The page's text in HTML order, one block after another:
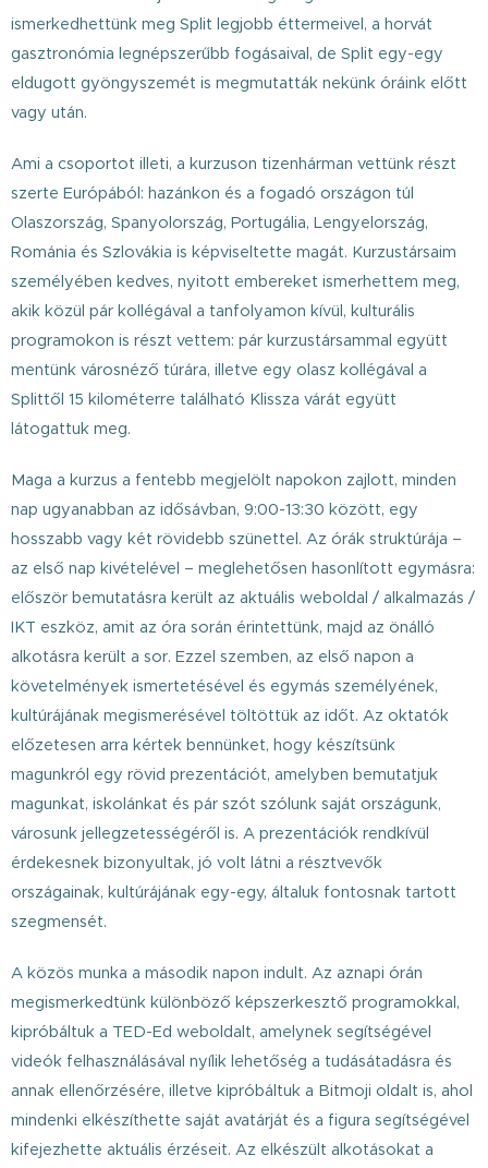
ismerkedhettünk meg Split legjobb éttermeivel, a horvát
gasztronómia legnépszerűbb fogásaival, de Split egy-egy
eldugott gyöngyszemét is megmutatták nekünk óráink előtt
vagy után.
Ami a csoportot illeti, a kurzuson tizenhárman vettünk részt
szerte Európából: hazánkon és a fogadó országon túl
Olaszország, Spanyolország, Portugália, Lengyelország,
Románia és Szlovákia is képviseltette magát. Kurzustársaim
személyében kedves, nyitott embereket ismerhettem meg,
akik közül pár kollégával a tanfolyamon kívül, kulturális
programokon is részt vettem: pár kurzustársammal együtt
mentünk városnéző túrára, illetve egy olasz kollégával a
Splittől 15 kilométerre található Klissza várát együtt
látogattuk meg.
Maga a kurzus a fentebb megjelölt napokon zajlott, minden
nap ugyanabban az idősávban, 9:00-13:30 között, egy
hosszabb vagy két rövidebb szünettel. Az órák struktúrája –
az első nap kivételével – meglehetősen hasonlított egymásra:
először bemutatásra került az aktuális weboldal / alkalmazás /
IKT eszköz, amit az óra során érintettünk, majd az önálló
alkotásra került a sor. Ezzel szemben, az első napon a
követelmények ismertetésével és egymás személyének,
kultúrájának megismerésével töltöttük az időt. Az oktatók
előzetesen arra kértek bennünket, hogy készítsünk
magunkról egy rövid prezentációt, amelyben bemutatjuk
magunkat, iskolánkat és pár szót szólunk saját országunk,
városunk jellegzetességéről is. A prezentációk rendkívül
érdekesnek bizonyultak, jó volt látni a résztvevők
országainak, kultúrájának egy-egy, általuk fontosnak tartott
szegmensét.
A közös munka a második napon indult. Az aznapi órán
megismerkedtünk különböző képszerkesztő programokkal,
kipróbáltuk a TED-Ed weboldalt, amelynek segítségével
videók felhasználásával nyílik lehetőség a tudásátadásra és
annak ellenőrzésére, illetve kipróbáltuk a Bitmoji oldalt is, ahol
mindenki elkészíthette saját avatárját és a figura segítségével
kifejezhette aktuális érzéseit. Az elkészült alkotásokat a